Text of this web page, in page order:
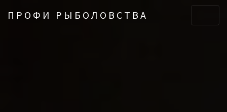
ПРОФИ РЫБОЛОВСТВА